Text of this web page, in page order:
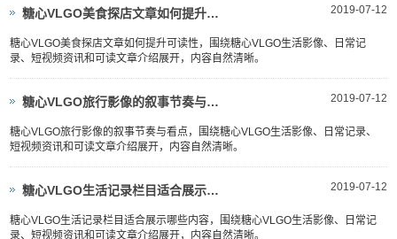
2019-07-12
糖心VLGO美食探店文章如何提升可读性
糖心VLGO美食探店文章如何提升可读性，围绕糖心VLGO生活影像、日常记
录、短视频资讯和可读文章介绍展开，内容自然清晰。
2019-07-12
糖心VLGO旅行影像的叙事节奏与看点
糖心VLGO旅行影像的叙事节奏与看点，围绕糖心VLGO生活影像、日常记录、
短视频资讯和可读文章介绍展开，内容自然清晰。
2019-07-12
糖心VLGO生活记录栏目适合展示哪些内容
糖心VLGO生活记录栏目适合展示哪些内容，围绕糖心VLGO生活影像、日常记
录、短视频资讯和可读文章介绍展开，内容自然清晰。